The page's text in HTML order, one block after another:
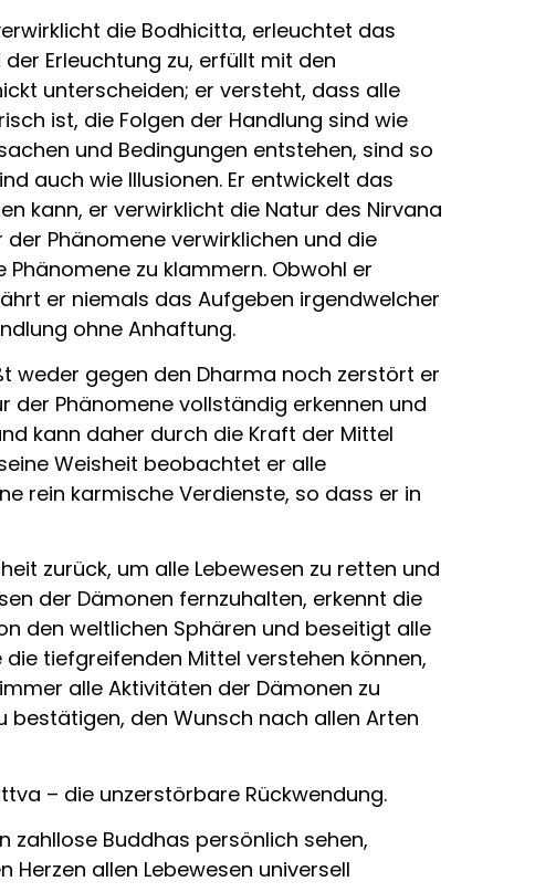
die Bodhicitta, erleuchtet das
Erleuchtung zu, erfüllt mit den
unterscheiden; er versteht, dass alle
ist, die Folgen der Handlung sind wie
und Bedingungen entstehen, sind so
auch wie Illusionen. Er entwickelt das
kann, er verwirklicht die Natur des Nirvana
Phänomene verwirklichen und die
zu klammern. Obwohl er
er niemals das Aufgeben irgendwelcher
ohne Anhaftung.
weder gegen den Dharma noch zerstört er
der Phänomene vollständig erkennen und
kann daher durch die Kraft der Mittel
Weisheit beobachtet er alle
rein karmische Verdienste, so dass er in
zurück, um alle Lebewesen zu retten und
der Dämonen fernzuhalten, erkennt die
den weltlichen Sphären und beseitigt alle
tiefgreifenden Mittel verstehen können,
alle Aktivitäten der Dämonen zu
den Wunsch nach allen Arten
– die unzerstörbare Rückwendung.
zahllose Buddhas persönlich sehen,
allen Lebewesen universell